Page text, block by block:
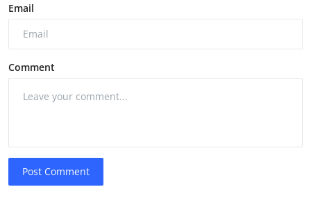
Email
Comment
Post Comment